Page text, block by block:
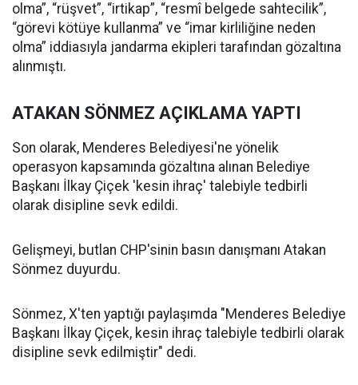
olma”, “rüşvet”, “irtikap”, “resmî belgede sahtecilik”,
“görevi kötüye kullanma” ve “imar kirliliğine neden
olma” iddiasıyla jandarma ekipleri tarafından gözaltına
alınmıştı.
ATAKAN SÖNMEZ AÇIKLAMA YAPTI
Son olarak, Menderes Belediyesi'ne yönelik
operasyon kapsamında gözaltına alınan Belediye
Başkanı İlkay Çiçek 'kesin ihraç' talebiyle tedbirli
olarak disipline sevk edildi.
Gelişmeyi, butlan CHP'sinin basın danışmanı Atakan
Sönmez duyurdu.
Sönmez, X'ten yaptığı paylaşımda "Menderes Belediye
Başkanı İlkay Çiçek, kesin ihraç talebiyle tedbirli olarak
disipline sevk edilmiştir" dedi.